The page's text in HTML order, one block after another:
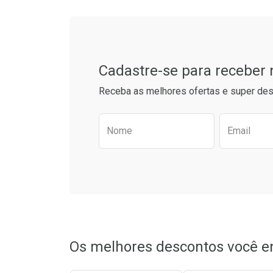
Cadastre-se para receber
Receba as melhores ofertas e super
Preencha o formulário
Nome Email
Os melhores descontos você